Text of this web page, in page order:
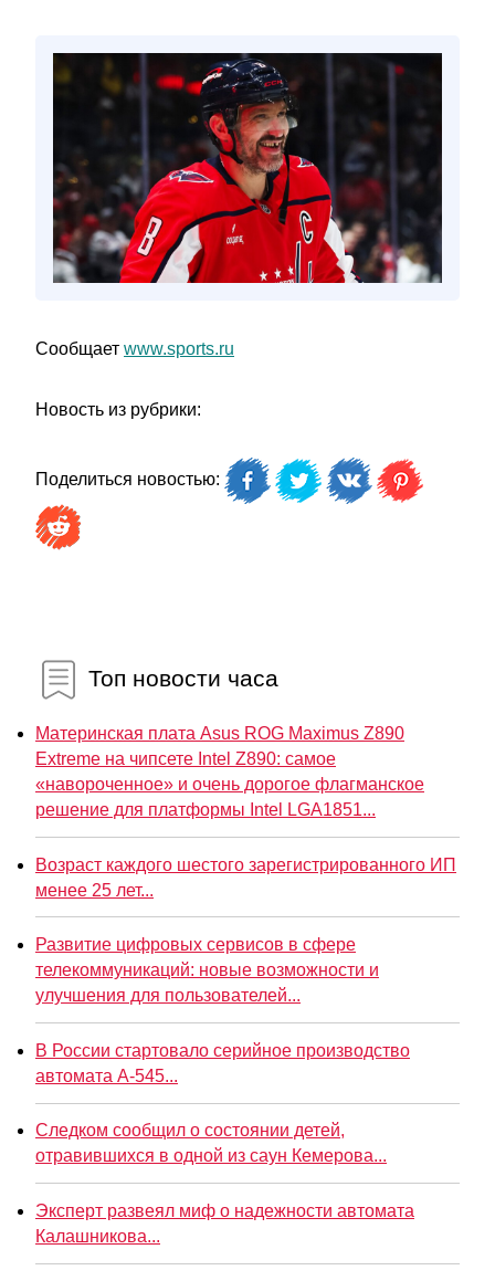
Сообщает www.sports.ru
Новость из рубрики:
Поделиться новостью:
Топ новости часа
Материнская плата Asus ROG Maximus Z890
Extreme на чипсете Intel Z890: самое
«навороченное» и очень дорогое флагманское
решение для платформы Intel LGA1851...
Возраст каждого шестого зарегистрированного ИП
менее 25 лет...
Развитие цифровых сервисов в сфере
телекоммуникаций: новые возможности и
улучшения для пользователей...
В России стартовало серийное производство
автомата А-545...
Следком сообщил о состоянии детей,
отравившихся в одной из саун Кемерова...
Эксперт развеял миф о надежности автомата
Калашникова...